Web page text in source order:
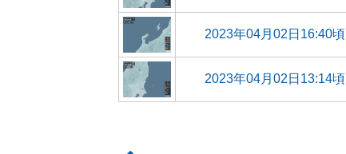
2023年04月02日16:40頃
2023年04月02日13:14頃